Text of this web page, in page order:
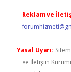
Reklam ve
Yasal Uyarı:
ve İletişim